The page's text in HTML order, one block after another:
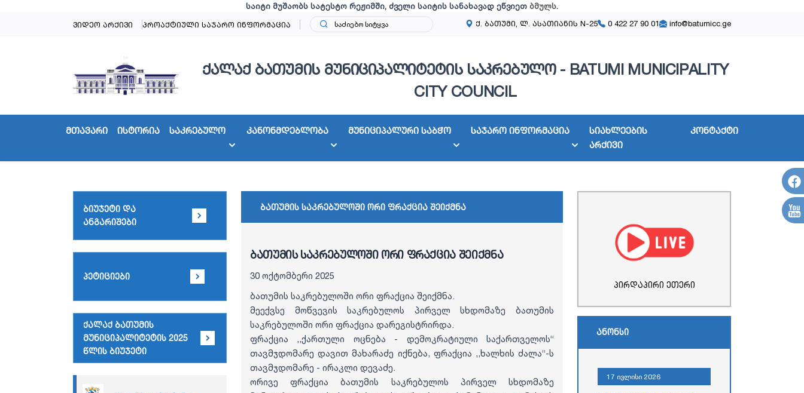
საიტი მუშაობს სატესტო რეჟიმში, ძველი საიტის სანახავად ეწვიეთ ბმულს.
ვიდეო არქივი
პროაქტიული საჯარო ინფორმაცია ქ. ბათუმი, ლ. ასათიანის N-25 0 422 27 90 01 info@batumicc.ge
ქალაქ ბათუმის მუნიციპალიტეტის საკრებულო - BATUMI MUNICIPALITY
CITY COUNCIL
მთავარი ისტორია საკრებულო კანონმდებლობა მუნიციპალური საბჭო საჯარო ინფორმაცია
სიახლეების
არქივი
კონტაქტი
ბიუჯეტი და
ანგარიშები
პეტიციები
ქალაქ ბათუმის
მუნიციპალიტეტის 2025
წლის ბიუჯეტი
ბათუმის საკრებულოში ორი ფრაქცია შეიქმნა
ბათუმის საკრებულოში ორი ფრაქცია შეიქმნა
30 ოქტომბერი 2025
ბათუმის საკრებულოში ორი ფრაქცია შეიქმნა.
მეექვსე მოწვევის საკრებულოს პირველ სხდომაზე ბათუმის
საკრებულოში ორი ფრაქცია დარეგისტრირდა.
ფრაქცია ,,ქართული ოცნება - დემოკრატიული საქართველოს“
თავმჯდომარე დავით მახარაძე იქნება, ფრაქცია ,,ხალხის ძალა“-ს
თავმჯდომარე - ირაკლი დევაძე.
ორივე ფრაქცია ბათუმის საკრებულოს პირველ სხდომაზე
პირდაპირი ეთერი
ანონსი
17 ივლისი 2026